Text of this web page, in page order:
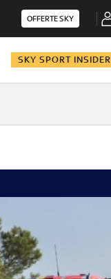
OFFERTE SKY
SKY SPORT INSIDER